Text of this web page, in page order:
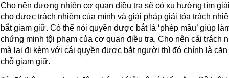
Cho nên đương nhiên cơ quan điều tra sẽ có xu hướng tìm
cho được trách nhiệm của mình và giải pháp giải tỏa trách
bắt giam giữ. Có thể nói quyền được bắt là ‘phép mầu’ giúp
chứng minh tội phạm của cơ quan điều tra. Cho nên cái trách
mà lại đi kèm với cái quyền được bắt người thì đó chính là
chỗ giam giữ.